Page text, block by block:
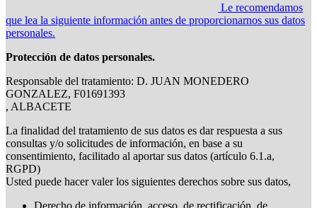
Le recomendamos
que lea la siguiente información antes de proporcionarnos sus datos
personales.
Protección de datos personales.
Responsable del tratamiento: D. JUAN MONEDERO
GONZALEZ, F01691393
, ALBACETE
La finalidad del tratamiento de sus datos es dar respuesta a sus
consultas y/o solicitudes de información, en base a su
consentimiento, facilitado al aportar sus datos (artículo 6.1.a,
RGPD)
Usted puede hacer valer los siguientes derechos sobre sus datos,
Derecho de información, acceso, de rectificación, de